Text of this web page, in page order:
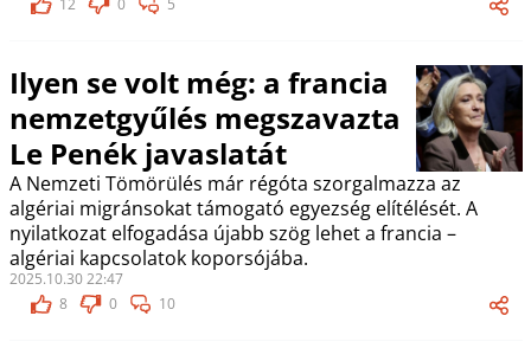
12
0 5
Ilyen se volt még: a francia
nemzetgyűlés megszavazta
Le Penék javaslatát
A Nemzeti Tömörülés már régóta szorgalmazza az
algériai migránsokat támogató egyezség elítélését. A
nyilatkozat elfogadása újabb szög lehet a francia –
algériai kapcsolatok koporsójába.
2025.10.30 22:47
8
0 10